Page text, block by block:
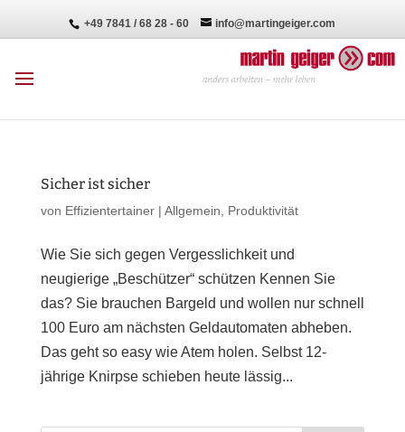
+49 7841 / 68 28 - 60 info@martingeiger.com
Sicher ist sicher
von Effizientertainer| Allgemein Produktivität
Wie Sie sich gegen Vergesslichkeit und
neugierige „Beschützer“ schützen Kennen Sie
das? Sie brauchen Bargeld und wollen nur schnell
100 Euro am nächsten Geldautomaten abheben.
Das geht so easy wie Atem holen. Selbst 12-
jährige Knirpse schieben heute lässig...